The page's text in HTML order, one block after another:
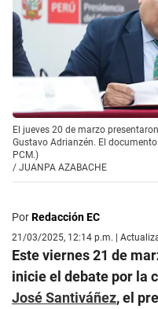
El jueves 20 de marzo
Gustavo Adrianzén. El
PCM.)
/ JUANPA AZABACHE
PorRedacción EC
21/03/2025, 12:14 p.m. |
Este viernes 21 de
inicie el debate por la
José Santiváñez, el